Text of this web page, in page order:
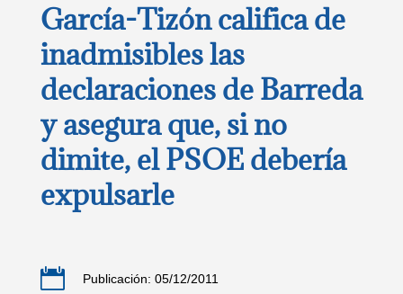
García-Tizón califica de
inadmisibles las
declaraciones de Barreda
y asegura que, si no
dimite, el PSOE debería
expulsarle
 Publicación: 05/12/2011